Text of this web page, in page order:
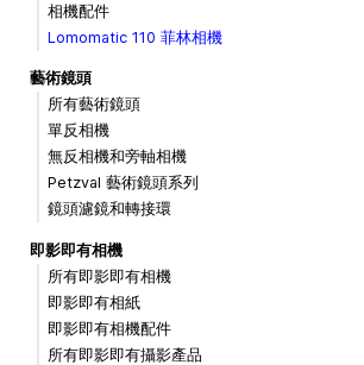
相機配件
Lomomatic 110 菲林相機
藝術鏡頭
所有藝術鏡頭
單反相機
無反相機和旁軸相機
Petzval 藝術鏡頭系列
鏡頭濾鏡和轉接環
即影即有相機
所有即影即有相機
即影即有相紙
即影即有相機配件
所有即影即有攝影產品